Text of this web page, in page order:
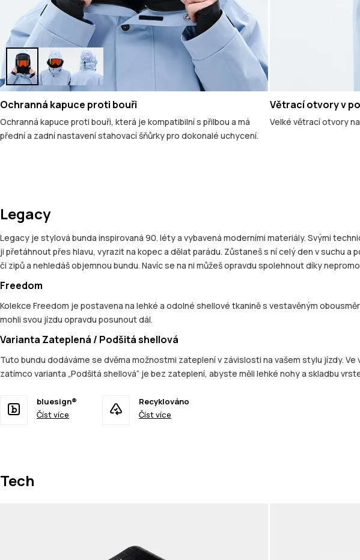
Ochranná kapuce proti bouři
Ochranná kapuce proti bouři, která je kompatibilní s přilbou a má
přední a zadní nastavení stahovací šňůrky pro dokonalé uchycení.
Větrací otvory v
Velké větrací otvory
Legacy
Legacy je stylová bunda inspirovaná 90. léty a vybavená moderními materiály. Svými
ji přetáhnout přes hlavu, vyrazit na kopec a dělat parádu. Zůstaneš s ní celý den v suchu
či zipů a nehledáš objemnou bundu. Navíc se na ni můžeš opravdu spolehnout díky
Freedom
Kolekce Freedom je postavena na lehké a odolné shellové tkanině s vestavěným
mohli svou jízdu opravdu posunout dál.
Varianta Zateplená / Podšitá shellová
Tuto bundu dodáváme se dvěma možnostmi zateplení v závislosti na vašem stylu jízdy.
zatímco varianta „Podšitá shellová“ je bez zateplení, abyste měli lehké nohy a skladbu
bluesign®
Číst více
Recyklováno
Číst více
Tech